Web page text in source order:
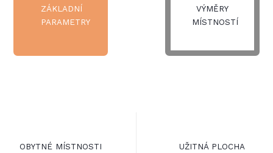
ZÁKLADNÍ
PARAMETRY
VÝMĚRY
MÍSTNOSTÍ
OBYTNÉ MÍSTNOSTI
UŽITNÁ PLOCHA